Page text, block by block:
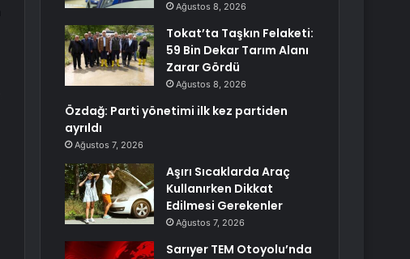
Ağustos 8, 2026
Tokat’ta Taşkın Felaketi:
59 Bin Dekar Tarım Alanı
Zarar Gördü
Ağustos 8, 2026
Özdağ: Parti yönetimi ilk kez partiden
ayrıldı
Ağustos 7, 2026
Aşırı Sıcaklarda Araç
Kullanırken Dikkat
Edilmesi Gerekenler
Ağustos 7, 2026
Sarıyer TEM Otoyolu’nda